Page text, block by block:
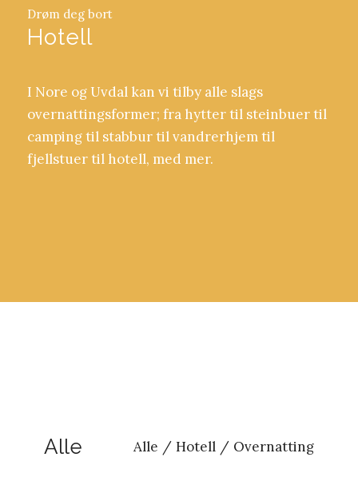
Drøm deg bort
Hotell
I Nore og Uvdal kan vi tilby alle slags
overnattingsformer; fra hytter til steinbuer til
camping til stabbur til vandrerhjem til
fjellstuer til hotell, med mer.
Alle Alle / Hotell / Overnatting